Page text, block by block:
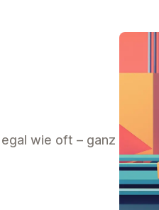
wie oft – ganz